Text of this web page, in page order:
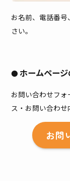
お名前、電話番
さい。
●ホームページ
お問い合わせフ
ス・お問い合わせ
お問